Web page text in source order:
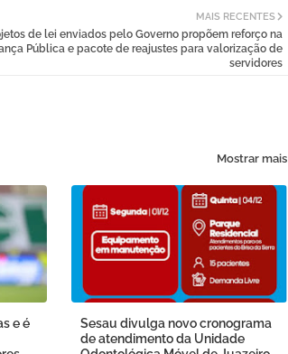
MAIS RECENTES
de lei enviados pelo Governo propõem reforço na
Pública e pacote de reajustes para valorização de
servidores
Mostrar mais
e é
Sesau divulga novo cronograma
de atendimento da Unidade